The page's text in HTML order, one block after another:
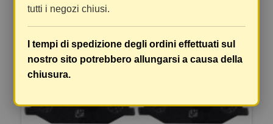
tutti i negozi chiusi.
I tempi di spedizione degli ordini effettuati sul
nostro sito potrebbero allungarsi a causa della
chiusura.